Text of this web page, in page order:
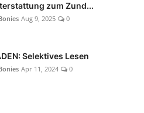
zum Zund...
Aug 9, 2025 0
Selektives Lesen
Apr 11, 2024 0